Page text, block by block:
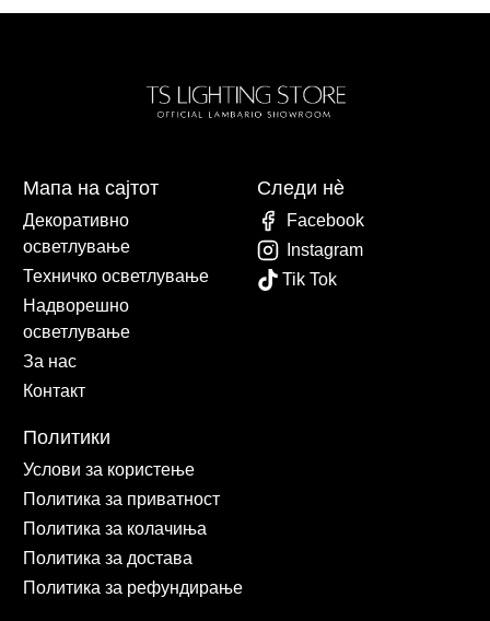
Мапа на сајтот
Декоративно
осветлување
Техничко осветлување
Надворешно
осветлување
За нас
Контакт
Политики
Услови за користење
Политика за приватност
Политика за колачиња
Политика за достава
Политика за рефундирање
Следи нè
Facebook
Instagram
Tik Tok